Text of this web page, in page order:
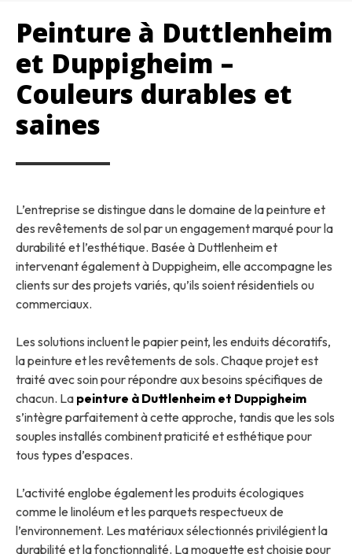
Peinture à Duttlenheim
et Duppigheim –
Couleurs durables et
saines
L’entreprise se distingue dans le domaine de la peinture et
des revêtements de sol par un engagement marqué pour la
durabilité et l’esthétique. Basée à Duttlenheim et
intervenant également à Duppigheim, elle accompagne les
clients sur des projets variés, qu’ils soient résidentiels ou
commerciaux.
Les solutions incluent le papier peint, les enduits décoratifs,
la peinture et les revêtements de sols. Chaque projet est
traité avec soin pour répondre aux besoins spécifiques de
chacun. La peinture à Duttlenheim et Duppigheim
s’intègre parfaitement à cette approche, tandis que les sols
souples installés combinent praticité et esthétique pour
tous types d’espaces.
L’activité englobe également les produits écologiques
comme le linoléum et les parquets respectueux de
l’environnement. Les matériaux sélectionnés privilégient la
durabilité et la fonctionnalité. La moquette est choisie pour